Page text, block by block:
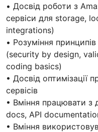
• Досвід роботи з
сервіси для storage,
integrations)
• Розуміння
(security by design,
coding basics)
• Досвід оптимізації
сервісів
• Вміння працювати з
docs, API
• Вміння